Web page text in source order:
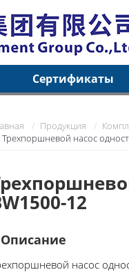
Сертификаты
Продукция
Трехпоршневой насос
12
Описание
насос